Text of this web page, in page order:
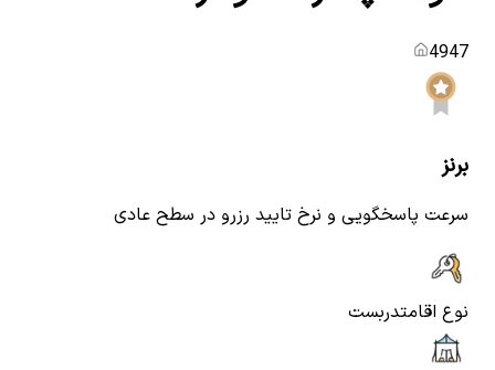
4947
برنز
سرعت پاسخگویی و نرخ تایید رزرو در سطح عادی
نوع اقامتدربست